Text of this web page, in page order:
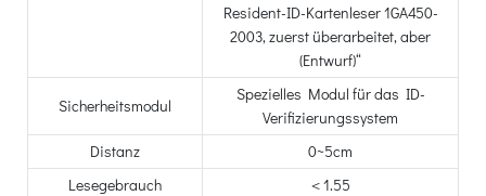
Resident-ID-Kartenleser 1GA450-
2003, zuerst überarbeitet, aber
(Entwurf)“
Sicherheitsmodul
Spezielles Modul für das ID-
Verifizierungssystem
Distanz
0~5cm
Lesegebrauch
＜1.55